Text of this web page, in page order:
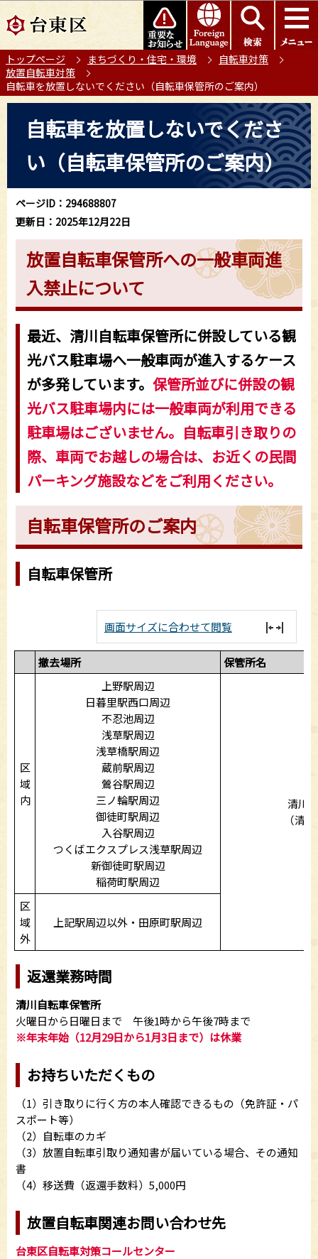
の
ー
ジ
の
このページの本文へ移動
トップページ まちづくり・住宅・環境
自転車対策
放置自転車対策
自転車を放置しないでください（自転車保管所のご案内）
ら
自転車を放置しないでくださ
い（自転車保管所のご案内）
ページID：294688807
更新日：2025年12月22日
放置自転車保管所への一般車両進
入禁止について
最近、清川自転車保管所に併設している観
光バス駐車場へ一般車両が進入するケース
が多発しています。 保管所並びに併設の観
光バス駐車場内には一般車両が利用できる
駐車場はございません。自転車引き取りの
際、車両でお越しの場合は、お近くの民間
パーキング施設などをご利用ください。
自転車保管所のご案内
自転車保管所
画面サイズに合わせて閲覧
撤去場所 保管所名
区
域
内
上野駅周辺
日暮里駅西口周辺
不忍池周辺
浅草駅周辺
浅草橋駅周辺
蔵前駅周辺
鶯谷駅周辺
三ノ輪駅周辺
御徒町駅周辺
入谷駅周辺
つくばエクスプレス浅草駅周辺
新御徒町駅周辺
稲荷町駅周辺
清川
（清
区
域
外
上記駅周辺以外・田原町駅周辺
返還業務時間
清川自転車保管所
火曜日から日曜日まで 午後1時から午後7時まで
※年末年始（12月29日から1月3日まで）は休業
お持ちいただくもの
（1）引き取りに行く方の本人確認できるもの（免許証・パ
スポート等）
（2）自転車のカギ
（3）放置自転車引取り通知書が届いている場合、その通知
書
（4）移送費（返還手数料）5,000円
放置自転車関連お問い合わせ先
台東区自転車対策コールセンター